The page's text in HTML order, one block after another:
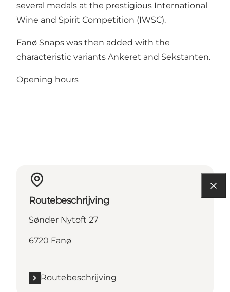
several medals at the prestigious International
Wine and Spirit Competition (IWSC).
Fanø Snaps was then added with the
characteristic variants Ankeret and Sekstanten.
Opening hours
Routebeschrijving
Sønder Nytoft 27
6720 Fanø
Routebeschrijving